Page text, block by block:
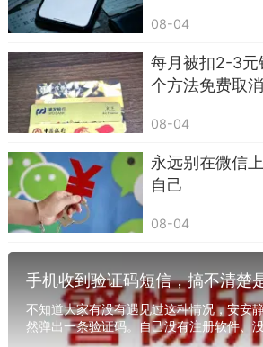
都能在未来的日子里，带着这份温
因为，最好的友情，就是那份在心
记和陪伴。
这，就是我们最美的友情故事
刻；平凡，却温暖。愿所有的朋友
不能时时相伴，但只要心中有你
让我们用那份奇奇怪怪的、可可
属于我们的永恒篇章。
08-04
每月被扣2-3元
个方法免费取
08-04
永远别在微信
自己
08-04
手机收到验证码短信，搞不清楚
天一次说清楚
不知道大家有没有遇见过这种情况，安安
然弹出一条验证码。自己没有注册软件、
办理任何业务，这条短信凭空出现。有的